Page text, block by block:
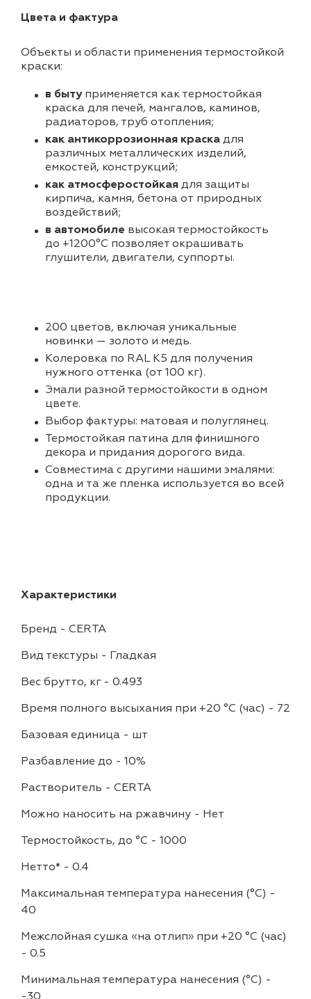
Цвета и фактура
Объекты и области применения термостойкой
краски:
в быту применяется как термостойкая
краска для печей, мангалов, каминов,
радиаторов, труб отопления;
как антикоррозионная краска для
различных металлических изделий,
емкостей, конструкций;
как атмосферостойкая для защиты
кирпича, камня, бетона от природных
воздействий;
в автомобиле высокая термостойкость
до +1200°С позволяет окрашивать
глушители, двигатели, суппорты.
200 цветов, включая уникальные
новинки — золото и медь.
Колеровка по RAL K5 для получения
нужного оттенка (от 100 кг).
Эмали разной термостойкости в одном
цвете.
Выбор фактуры: матовая и полуглянец.
Термостойкая патина для финишного
декора и придания дорогого вида.
Совместима с другими нашими эмалями:
одна и та же пленка используется во всей
продукции.
Характеристики
Бренд - CERTA
Вид текстуры - Гладкая
Вес брутто, кг - 0.493
Время полного высыхания при +20 °С (час) - 72
Базовая единица - шт
Разбавление до - 10%
Растворитель - CERTA
Можно наносить на ржавчину - Нет
Термостойкость, до °C - 1000
Нетто* - 0.4
Максимальная температура нанесения (°С) -
40
Межслойная сушка «на отлип» при +20 °С (час)
- 0.5
Минимальная температура нанесения (°С) -